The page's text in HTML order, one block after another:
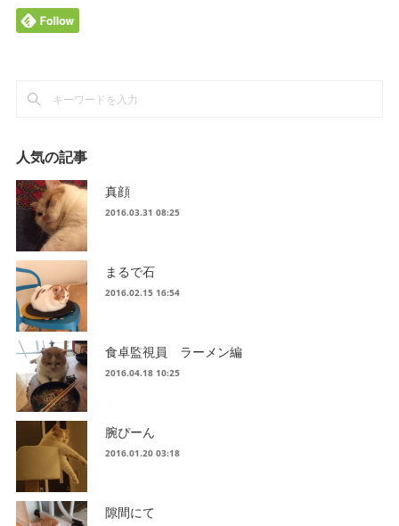
人気の記事
真顔
2016.03.31 08:25
まるで石
2016.02.15 16:54
食卓監視員 ラーメン編
2016.04.18 10:25
腕ぴーん
2016.01.20 03:18
隙間にて